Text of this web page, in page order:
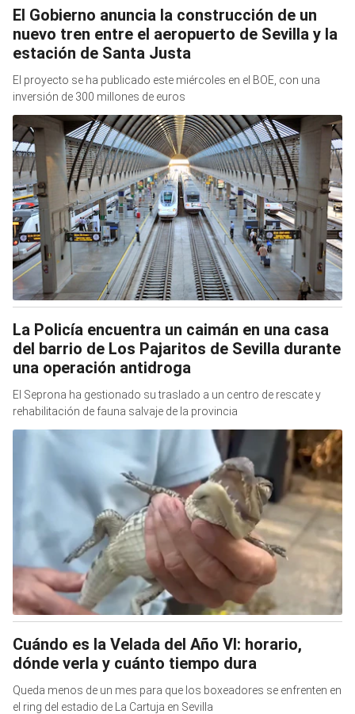
El Gobierno anuncia la construcción de un
nuevo tren entre el aeropuerto de Sevilla y la
estación de Santa Justa
El proyecto se ha publicado este miércoles en el BOE, con una
inversión de 300 millones de euros
La Policía encuentra un caimán en una casa
del barrio de Los Pajaritos de Sevilla durante
una operación antidroga
El Seprona ha gestionado su traslado a un centro de rescate y
rehabilitación de fauna salvaje de la provincia
Cuándo es la Velada del Año VI: horario,
dónde verla y cuánto tiempo dura
Queda menos de un mes para que los boxeadores se enfrenten en
el ring del estadio de La Cartuja en Sevilla